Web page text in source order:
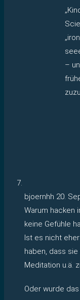
–
bjoernhh 20.
Warum hacken
keine Gefühle
Ist es nicht
haben, dass
Meditation u.ä.
Oder wurde